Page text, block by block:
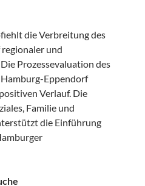
die Verbreitung des
und
Prozessevaluation des
Eppendorf
Verlauf. Die
Familie und
die Einführung